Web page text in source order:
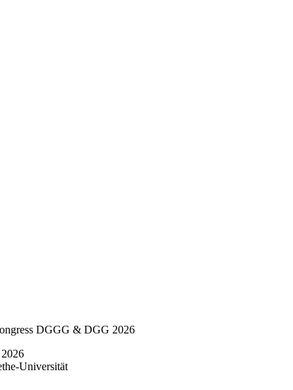
DGGG & DGG 2026
Universität